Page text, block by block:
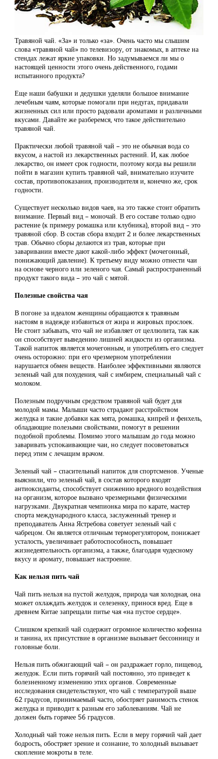
Травяной чай. «За» и только «за». Очень часто мы слышим
слова «травяной чай» по телевизору, от знакомых, в аптеке на
стендах лежат яркие упаковки. Но задумываемся ли мы о
настоящей ценности этого очень действенного, годами
испытанного продукта?
Еще наши бабушки и дедушки уделяли большое внимание
лечебным чаям, которые помогали при недугах, придавали
жизненных сил или просто радовали ароматами и различными
вкусами. Давайте же разберемся, что такое действительно
травяной чай.
Практически любой травяной чай – это не обычная вода со
вкусом, а настой из лекарственных растений. И, как любое
лекарство, он имеет срок годности, поэтому когда вы решили
пойти в магазин купить травяной чай, внимательно изучите
состав, противопоказания, производителя и, конечно же, срок
годности.
Существует несколько видов чаев, на это также стоит обратить
внимание. Первый вид – моночай. В его составе только одно
растение (к примеру ромашка или клубника), второй вид – это
травяной сбор. В состав сбора входит 2 и более лекарственных
трав. Обычно сборы делаются из трав, которые при
заваривании вместе дают какой-либо эффект (мочегонный,
понижающий давление). К третьему виду можно отнести чаи
на основе черного или зеленого чая. Самый распространенный
продукт такого вида – это чай с мятой.
Полезные свойства чая
В погоне за идеалом женщины обращаются к травяным
настоям в надежде избавиться от жира и жировых прослоек.
Не стоит забывать, что чай не избавляет от целлюлита, так как
он способствует выведению лишней жидкости из организма.
Такой напиток является мочегонным, и употреблять его следует
очень осторожно: при его чрезмерном употреблении
нарушается обмен веществ. Наиболее эффективными являются
зеленый чай для похудения, чай с имбирем, специальный чай с
молоком.
Полезным подручным средством травяной чай будет для
молодой мамы. Малыши часто страдают расстройством
желудка и такие добавки как мята, ромашка, кипрей и фенхель,
обладающие полезыми свойствами, помогут в решении
подобной проблемы. Помимо этого малышам до года можно
заваривать успокаивающие чаи, но следует посоветоваться
перед этим с лечащим врачом.
Зеленый чай – спасительный напиток для спортсменов. Ученые
выяснили, что зеленый чай, в состав которого входят
антиоксиданты, способствует снижению вредного воздействия
на организм, которое вызвано чрезмерными физическими
нагрузками. Двукратная чемпионка мира по карате, мастер
спорта международного класса, заслуженный тренер и
преподаватель Анна Ястребова советует зеленый чай с
чабрецом. Он является отличным терморегулятором, понижает
усталость, увеличивает работоспособность, повышает
жизнедеятельность организма, а также, благодаря чудесному
вкусу и аромату, повышает настроение.
Как нельзя пить чай
Чай пить нельзя на пустой желудок, природа чая холодная, она
может охлаждать желудок и селезенку, принося вред. Еще в
древнем Китае запрещали питье чая «на пустое сердце».
Слишком крепкий чай содержит огромное количество кофеина
и танина, их присутствие в организме вызывает бессонницу и
головные боли.
Нельзя пить обжигающий чай – он раздражает горло, пищевод,
желудок. Если пить горячий чай постоянно, это приведет к
болезненному изменению этих органов. Современные
исследования свидетельствуют, что чай с температурой выше
62 градусов, принимаемый часто, обостряет ранимость стенок
желудка и приводит к разным его заболеваниям. Чай не
должен быть горячее 56 градусов.
Холодный чай тоже нельзя пить. Если в меру горячий чай дает
бодрость, обостряет зрение и сознание, то холодный вызывает
скопление мокроты в теле.